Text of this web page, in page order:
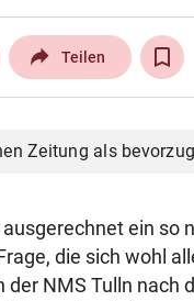
Teilen
Zeitung als
ein so
die sich wohl
der NMS Tulln nach